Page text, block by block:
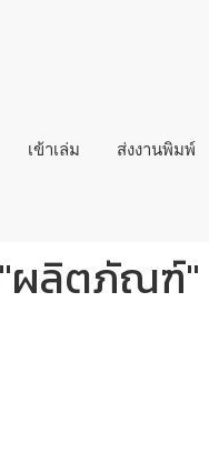
เข้าเล่ม ส่งงานพิมพ์
"ผลิตภัณฑ์"